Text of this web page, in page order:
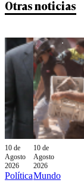
Otras noticias
10 de
Agosto
2026
Política
10 de
Agosto
2026
Mundo